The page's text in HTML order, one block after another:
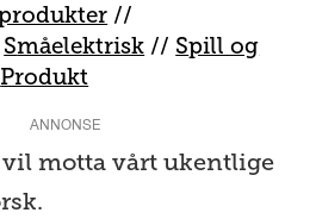
//
Småelektrisk // Spill og
Produkt
ANNONSE
motta vårt ukentlige